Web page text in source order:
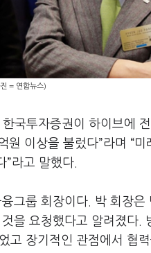
= 연합뉴스)
국투자증권이 하이브에
이상을 불렀다”라며 “
라고 말했다.
그룹 회장이다. 박 회장
을 요청했다고 알려졌다.
고 장기적인 관점에서 협